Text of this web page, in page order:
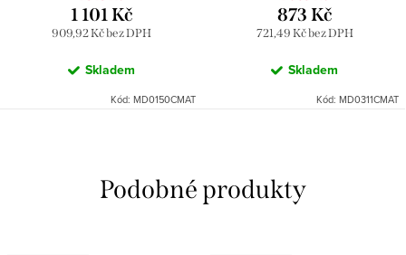
909,92 Kč bez DPH
1 101 Kč
Skladem
Kód: MD0150CMAT
721,49 Kč bez DPH
873 Kč
Skladem
Kód: MD0311CMAT